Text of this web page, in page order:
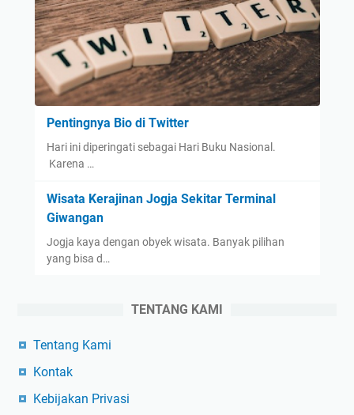
Pentingnya Bio di Twitter
Hari ini diperingati sebagai Hari Buku Nasional.
Karena …
Wisata Kerajinan Jogja Sekitar Terminal
Giwangan
Jogja kaya dengan obyek wisata. Banyak pilihan
yang bisa d…
TENTANG KAMI
Tentang Kami
Kontak
Kebijakan Privasi